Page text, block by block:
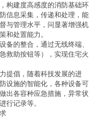
构建度高感度的消防基础环
信息采集，传递和处理，能
与管理水平，问显著增强机
和处置能力。
备的整合，通过无线终端、
救助按钮等），实现住宅火
提倡，随着科技发展的进
设施的智能化，各种设备可
出各容种应急措施，异常状
行记录等。